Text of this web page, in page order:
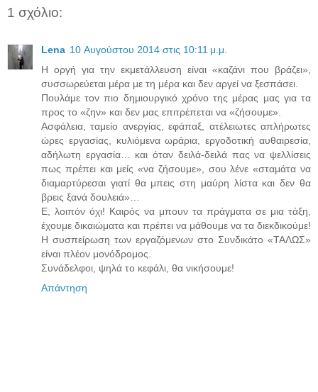
1 σχόλιο:
Lena 10 Αυγούστου 2014 στις 10:11 μ.μ.
Η οργή για την εκμετάλλευση είναι «καζάνι που βράζει»,
συσσωρεύεται μέρα με τη μέρα και δεν αργεί να ξεσπάσει.
Πουλάμε τον πιο δημιουργικό χρόνο της μέρας μας για τα
προς το «ζην» και δεν μας επιτρέπεται να «ζήσουμε».
Ασφάλεια, ταμείο ανεργίας, εφάπαξ, ατέλειωτες απλήρωτες
ώρες εργασίας, κυλιόμενα ωράρια, εργοδοτική αυθαιρεσία,
αδήλωτη εργασία… και όταν δειλά-δειλά πας να ψελλίσεις
πως πρέπει και μείς «να ζήσουμε», σου λένε «σταμάτα να
διαμαρτύρεσαι γιατί θα μπεις στη μαύρη λίστα και δεν θα
βρεις ξανά δουλειά»…
Ε, λοιπόν όχι! Καιρός να μπουν τα πράγματα σε μια τάξη,
έχουμε δικαιώματα και πρέπει να μάθουμε να τα διεκδικούμε!
Η συσπείρωση των εργαζόμενων στο Συνδικάτο «ΤΑΛΩΣ»
είναι πλέον μονόδρομος.
Συνάδελφοι, ψηλά το κεφάλι, θα νικήσουμε!
Απάντηση